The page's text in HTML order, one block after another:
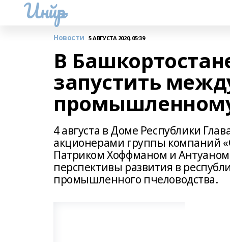
Инйәр
Новости 5 АВГУСТА 2020, 05:39
В
запустить
4 августа в Доме Республики
акционерами группы компаний
Патриком Хоффманом и
перспективы развития в
промышленного пчеловодства.